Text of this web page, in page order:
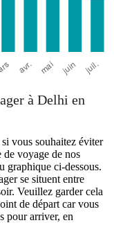
à Delhi en
vous souhaitez éviter
voyage de nos
graphique ci-dessous.
se situent entre
Veuillez garder cela
de départ car vous
pour arriver, en